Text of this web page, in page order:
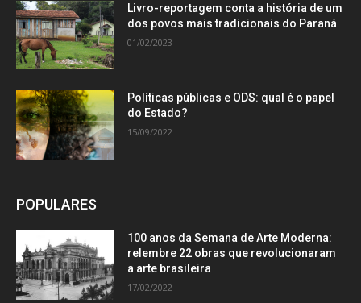
Livro-reportagem conta a história de um
dos povos mais tradicionais do Paraná
01/02/2023
Políticas públicas e ODS: qual é o papel
do Estado?
15/09/2022
POPULARES
100 anos da Semana de Arte Moderna:
relembre 22 obras que revolucionaram
a arte brasileira
17/02/2022